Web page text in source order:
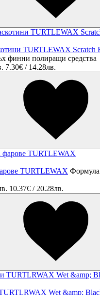
TURTLEWAX Scratch
финни полиращи средства
7.30€ / 14.28лв.
TURTLEWAX
10.37€ / 20.28лв.
Wet &amp;